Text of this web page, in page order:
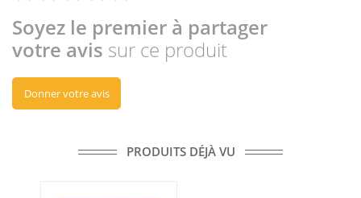
Soyez le premier à partager
votre avis sur ce produit
Donner votre avis
PRODUITS DÉJÀ VU